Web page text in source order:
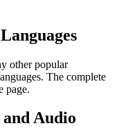
other popular
The complete
page.
Audio